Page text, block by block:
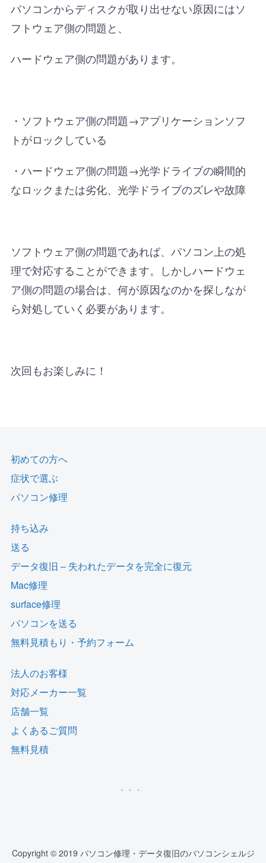
パソコンからディスクが取り出せない原因にはソ
フトウェア側の問題と、
ハードウェア側の問題があります。
・ソフトウェア側の問題→アプリケーションソフ
トがロックしている
・ハードウェア側の問題→光学ドライブの瞬間的
なロックまたは劣化、光学ドライブのズレや故障
ソフトウェア側の問題であれば、パソコン上の処
理で対応することができます。しかしハードウェ
ア側の問題の場合は、何が原因なのかを探しなが
ら対処していく必要があります。
次回もお楽しみに！
初めての方へ
症状で選ぶ
パソコン修理
持ち込み
送る
データ復旧 – 失われたデータを完全に復元
Mac修理
surface修理
パソコンを送る
無料見積もり・予約フォーム
法人のお客様
対応メーカー一覧
店舗一覧
よくあるご質問
無料見積
Copyright © 2019 パソコン修理・データ復旧のパソコンシェルジ